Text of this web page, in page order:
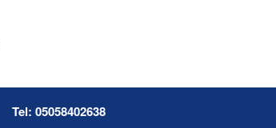
Tel: 05058402638